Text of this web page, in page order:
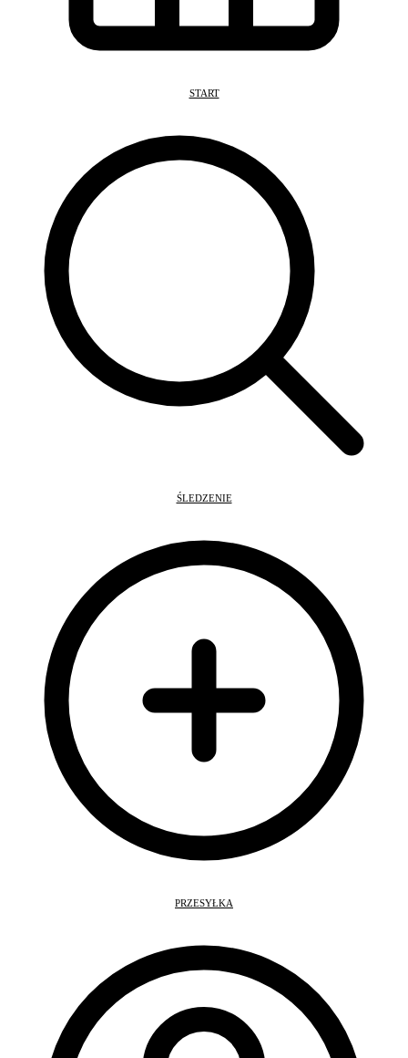
START
ŚLEDZENIE
PRZESYŁKA